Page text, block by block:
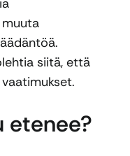
siitä, että
etenee?